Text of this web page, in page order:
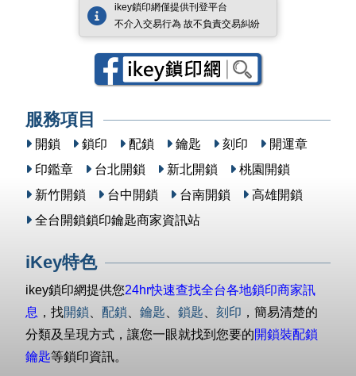
ikey鎖印網僅提供刊登平台
不介入交易行為 故不負責交易糾紛
服務項目
開鎖 鎖印 配鎖 鑰匙 刻印
開運章
印鑑章
台北開鎖 新北開鎖
桃園開鎖
新竹開鎖
台中開鎖 台南開鎖
高雄開鎖
全台開鎖鎖印鑰匙商家資訊站
iKey特色
ikey鎖印網提供您24hr快速查找全台各地鎖印商家訊
息 ，找開鎖、 配鎖、鑰匙、鎖匙、刻印 ，簡易清楚的
分類及呈現方式，讓您一眼就找到您要的開鎖裝配鎖
鑰匙等鎖印資訊。